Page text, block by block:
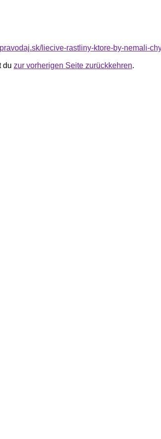
liecive-rastliny-ktore-by-nemali-
du zur vorherigen Seite zurückkehren.